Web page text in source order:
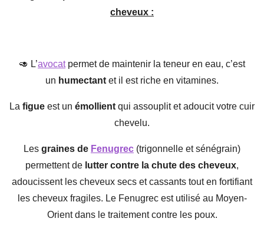
cheveux :
🥑 L’avocat permet de maintenir la teneur en eau, c’est
un humectant et il est riche en vitamines.
La figue est un émollient qui assouplit et adoucit votre cuir
chevelu.
Les graines de Fenugrec (trigonnelle et sénégrain)
permettent de lutter contre la chute des cheveux,
adoucissent les cheveux secs et cassants tout en fortifiant
les cheveux fragiles. Le Fenugrec est utilisé au Moyen-
Orient dans le traitement contre les poux.